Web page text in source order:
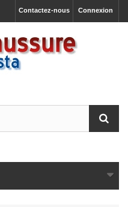
Connexion
Contactez-nous